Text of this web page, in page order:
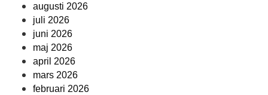
augusti 2026
juli 2026
juni 2026
maj 2026
april 2026
mars 2026
februari 2026